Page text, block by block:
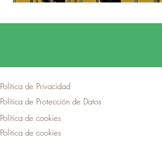
Política de Privacidad
Política de Protección de Datos
Política de cookies
Política de cookies